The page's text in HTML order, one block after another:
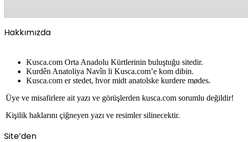
Hakkımızda
Kusca.com Orta Anadolu Kürtlerinin buluştuğu sitedir.
Kurdên Anatoliya Navîn li Kusca.com’e kom dibin.
Kusca.com er stedet, hvor midt anatolske kurdere mødes.
Üye ve misafirlere ait yazı ve görüşlerden kusca.com sorumlu değildir!
Kişilik haklarını çiğneyen yazı ve resimler silinecektir.
Site’den